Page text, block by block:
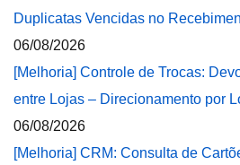
Duplicatas Vencidas no
06/08/2026
[Melhoria] Controle de Trocas:
entre Lojas – Direcionamento por
06/08/2026
[Melhoria] CRM: Consulta de